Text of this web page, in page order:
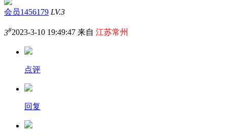
会员1456179 LV.3
3#2023-3-10 19:49:47 来自 江苏常州
点评
回复